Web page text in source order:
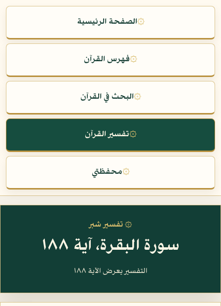
۞الصفحة الرئيسية
۞فهرس القرآن
۞البحث في القرآن
۞تفسير القرآن
۞محفظتي
۞ تفسير شبر
سورة البقرة، آية ١٨٨
التفسير يعرض الآية ١٨٨